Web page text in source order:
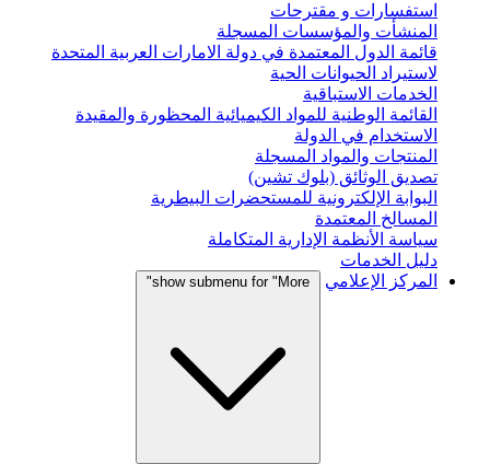
استفسارات و مقترحات
المنشأت والمؤسسات المسجلة
قائمة الدول المعتمدة في دولة الامارات العربية المتحدة
لاستيراد الحيوانات الحية
الخدمات الاستباقية
القائمة الوطنية للمواد الكيميائية المحظورة والمقيدة
الاستخدام في الدولة
المنتجات والمواد المسجلة
تصديق الوثائق (بلوك تشين)
البوابة الإلكترونية للمستحضرات البيطرية
المسالخ المعتمدة
سياسة الأنظمة الإدارية المتكاملة
دليل الخدمات
المركز الإعلامي
show submenu for "More"